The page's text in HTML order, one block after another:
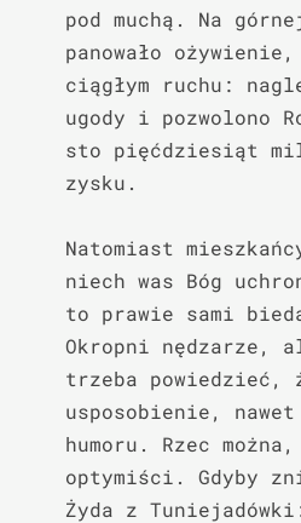
pod muchą. Na
panowało
ciągłym ruchu:
ugody i pozwolono
sto pięćdziesiąt
zysku.
Natomiast
niech was Bóg
to prawie sami
Okropni nędzarze,
trzeba powiedzieć,
usposobienie,
humoru. Rzec
optymiści. Gdyby
Żyda z